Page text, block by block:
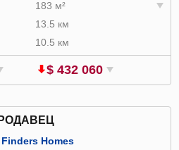
183 м²
13.5 км
10.5 км
$ 432 060
Finders Homes